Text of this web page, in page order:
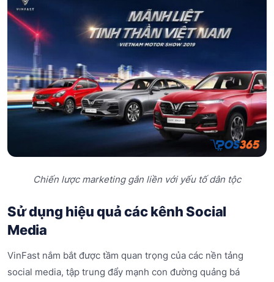
Chiến lược marketing gắn liền với yếu tố dân tộc
Sử dụng hiệu quả các kênh Social
Media
VinFast nắm bắt được tầm quan trọng của các nền tảng
social media, tập trung đẩy mạnh con đường quảng bá